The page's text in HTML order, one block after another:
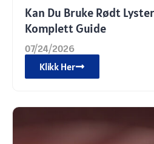
Kan Du Bruke Rødt
Komplett Guide
07/24/2026
Klikk Her